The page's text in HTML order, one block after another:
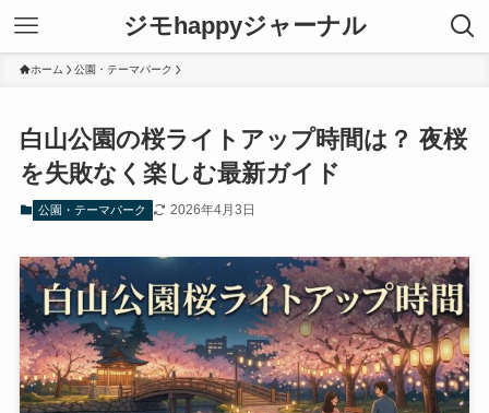
ジモhappyジャーナル
ホーム 公園・テーマパーク
白山公園の桜ライトアップ時間は？ 夜桜
を失敗なく楽しむ最新ガイド
公園・テーマパーク 2026年4月3日